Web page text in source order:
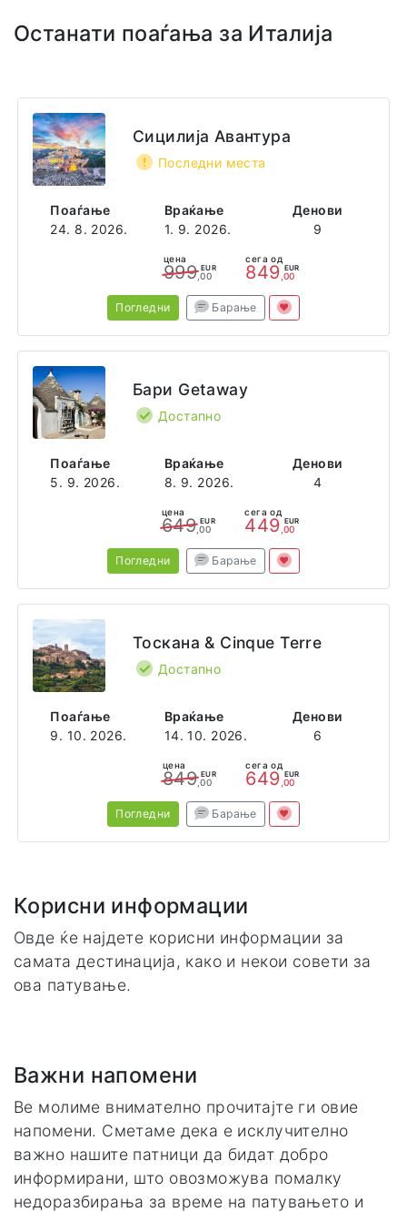
Адреса
Italy
Останати поаѓања за Италија
Поаѓање
24. 8. 2026.
Враќање
1. 9. 2026.
Денови
9
Сицилија Авантура
Последни места
цена
999 EUR
,00
сега од
849 EUR
,00
Погледни Барање
Поаѓање
5. 9. 2026.
Враќање
8. 9. 2026.
Денови
4
Бари Getaway
Достапно
цена
649 EUR
,00
сега од
449 EUR
,00
Погледни Барање
Поаѓање
9. 10. 2026.
Враќање
14. 10. 2026.
Денови
6
Тоскана & Cinque Terre
Достапно
цена
849 EUR
,00
сега од
649 EUR
,00
Погледни Барање
Корисни информации
Овде ќе најдете корисни информации за
самата дестинација, како и некои совети за
ова патување.
Важни напомени
Ве молиме внимателно прочитајте ги овие
напомени. Сметаме дека е исклучително
важно нашите патници да бидат добро
информирани, што овозможува помалку
недоразбирања за време на патувањето и